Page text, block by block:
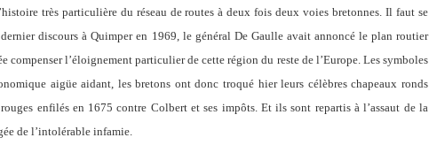
très particulière du réseau de routes à deux fois deux voies bretonnes. Il faut se
discours à Quimper en 1969, le général De Gaulle avait annoncé le plan routier
compenser l’éloignement particulier de cette région du reste de l’Europe. Les symboles
aigüe aidant, les bretons ont donc troqué hier leurs célèbres chapeaux ronds
enfilés en 1675 contre Colbert et ses impôts. Et ils sont repartis à l’assaut de la
de l’intolérable infamie.